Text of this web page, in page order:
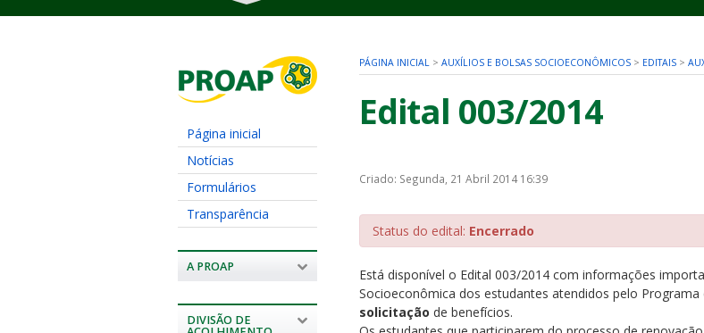
Página inicial
Notícias
Formulários
Transparência
A PROAP
DIVISÃO DE
PÁGINA INICIAL > AUXÍLIOS E BOLSAS SOCIOECONÔMICOS > EDITAIS >
Edital 003/2014
Criado: Segunda, 21 Abril 2014 16:39
Status do edital: Encerrado
Está disponível o Edital 003/2014 com informações
Socioeconômica dos estudantes atendidos pelo Programa
solicitação de benefícios.